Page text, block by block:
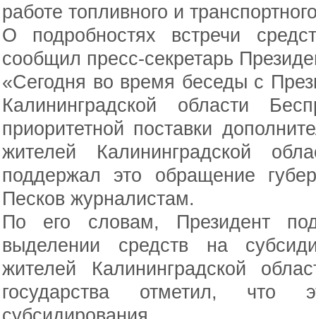
работе топливного и
О подробностях встречи
сообщил пресс-секретарь
«Сегодня во время беседы с
Калининградской области
приоритетной поставки
жителей Калининградской
поддержал это обращение
Песков журналистам.
По его словам, Президент
выделении средств на
жителей Калининградской
государства отметил, что